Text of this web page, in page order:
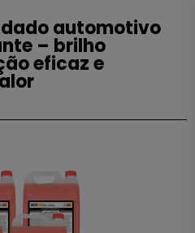
automotivo
– brilho
eficaz e